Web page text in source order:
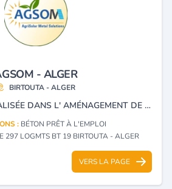
- ALGER
BIRTOUTA - ALGER
ENTREPRISE SPÉCIALISÉE DANS L' AMÉNAGEMENT DE PÉRIMÈTRES IRRIGUÉS ET LE DRAINAGE AGRICOLE. ELLE DISPOSE EGALEMENT D’UNE ACTIVITÉ INDUSTRIELLE DÉDIÉE A LA PRODUCTION DE STRUCTURES MÉTALLIQUES ET À LA FABRICATION DE MACHINES AGRICOLES.
: BÉTON PRÊT À L'EMPLOI
297 LOGMTS BT 19 BIRTOUTA - ALGER
VERS LA PAGE